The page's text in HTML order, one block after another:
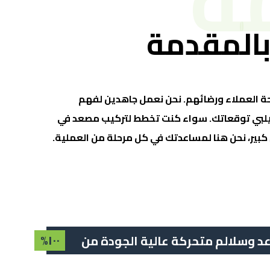
العملاء ورضائهم. نحن نعمل جاهدين لفهم
يلبي توقعاتك. سواء كنت تخطط لتركيب مصعد في
نحن هنا لمساعدتك في كل مرحلة من العملية.
١٠٠% وسلالم متحركة عالية الجودة من